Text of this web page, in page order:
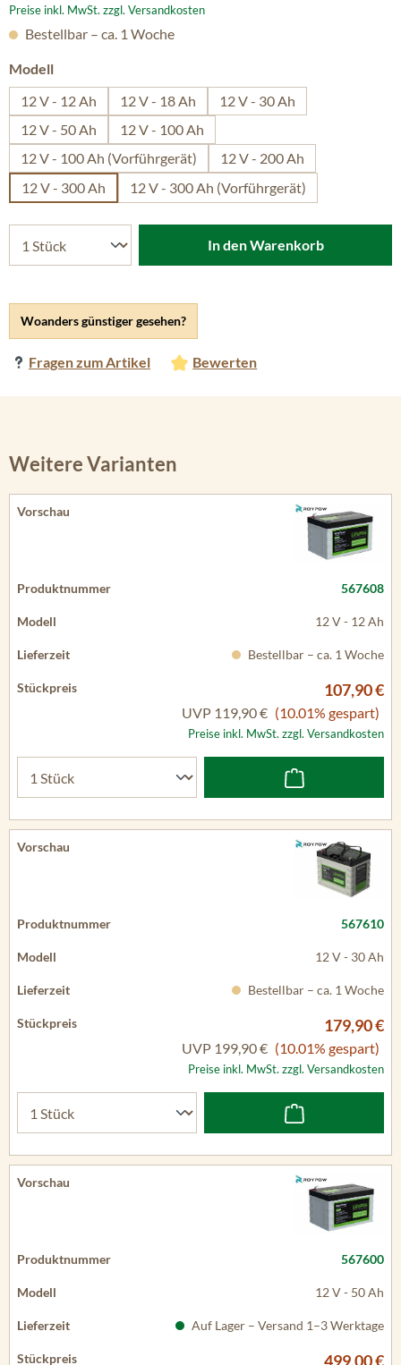
Preise inkl. MwSt. zzgl. Versandkosten
Woanders günstiger gesehen?
Fragen zum Artikel Bewerten
Bestellbar – ca. 1 Woche
Modellauswählen
12 V - 12 Ah
12 V - 18 Ah
12 V - 30 Ah
12 V - 50 Ah
12 V - 100 Ah
12 V - 100 Ah (Vorführgerät)
12 V - 200 Ah
12 V - 300 Ah
12 V - 300 Ah (Vorführgerät)
In den Warenkorb
Weitere Varianten
567608
12 V - 12 Ah
Bestellbar – ca. 1 Woche
107,90 €
UVP 119,90 € (10.01% gespart)
Preise inkl. MwSt. zzgl. Versandkosten
567610
12 V - 30 Ah
Bestellbar – ca. 1 Woche
179,90 €
UVP 199,90 € (10.01% gespart)
Preise inkl. MwSt. zzgl. Versandkosten
567600
12 V - 50 Ah
Auf Lager – Versand 1–3 Werktage
499,00 €